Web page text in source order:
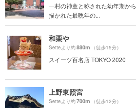
一村の神童と称された幼年期か
描かれた最晩年の...
和栗や
Setteより約880m （徒歩15分）
スイーツ百名店 TOKYO 2020
上野東照宮
Setteより約700m （徒歩12分）